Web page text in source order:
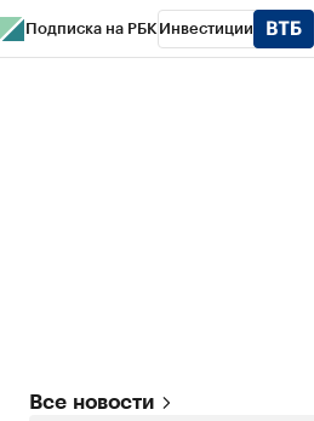
Подписка на РБК Инвестиции
Все новости